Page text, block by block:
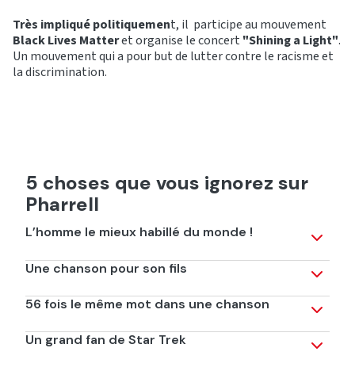
Très impliqué politiquement, il participe au mouvement
Black Lives Matteret organise le concert "Shining a Light".
Un mouvement qui a pour but de lutter contre le racisme et
la discrimination.
5 choses que vous ignorez sur
Pharrell
L’homme le mieux habillé du monde !
Ce n'est pas vraiment une surprise tant le chanteur est
qui a élu Pharrell "L’homme le mieux habillé au monde"
Une chanson pour son fils
En effet, la chanson du film "Moi, moche et méchant",
texte est poignant.
56 fois le même mot dans une chanson
Oui, dans sa chanson "Happy", le chanteur répète ce
Un grand fan de Star Trek